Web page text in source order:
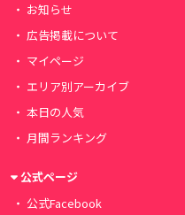
お知らせ
広告掲載について
マイページ
エリア別アーカイブ
本日の人気
月間ランキング
公式ページ
公式Facebook